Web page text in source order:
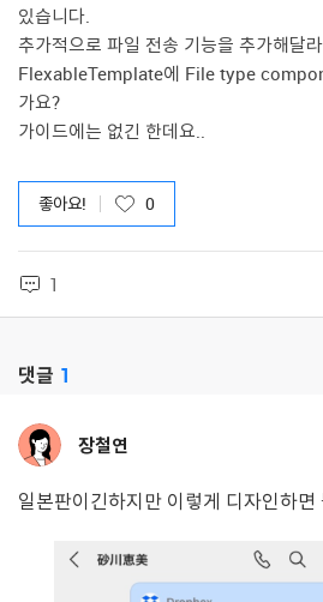
있습니다.
추가적으로 파일 전송 기능을 추가해달
FlexableTemplate에 File type
가요?
가이드에는 없긴 한데요..
좋아요! 0
1
댓글 1
장철연
일본판이긴하지만 이렇게 디자인하면